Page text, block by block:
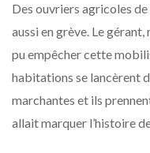
Des ouvriers agricoles
aussi en grève. Le
pu empêcher cette
habitations se lancèrent
marchantes et ils
allait marquer l’histoire